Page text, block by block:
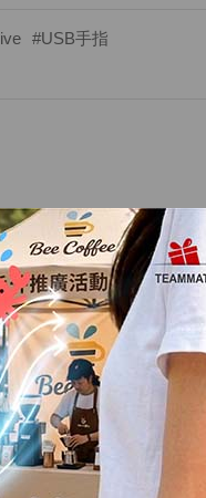
#USB手指